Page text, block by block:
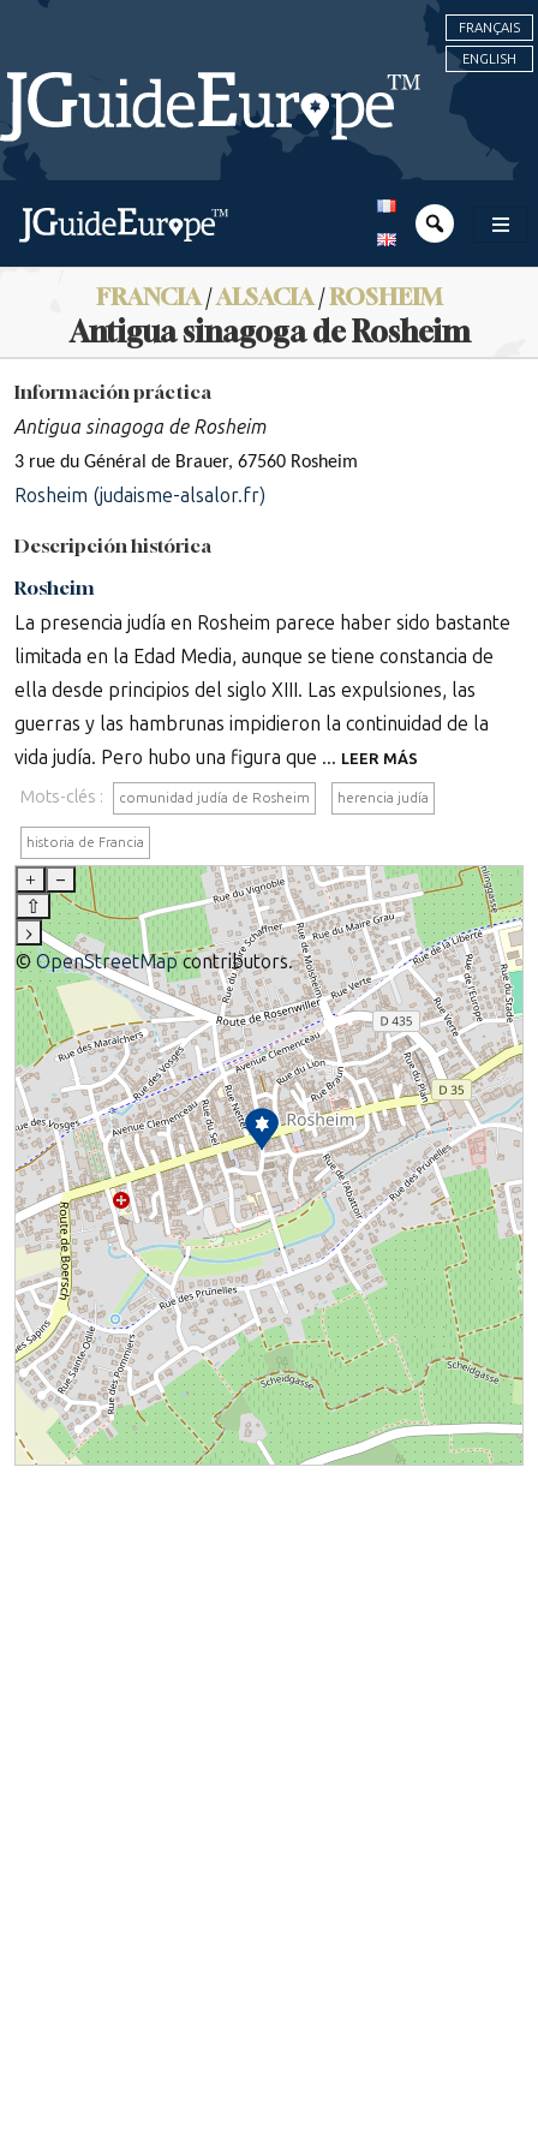
FRANÇAIS
ENGLISH
FRANCIA/ALSACIA/ROSHEIM
Antigua sinagoga de Rosheim
Información práctica
Antigua sinagoga de Rosheim
3 rue du Général de Brauer, 67560 Rosheim
Rosheim (judaisme-alsalor.fr)
Descripción histórica
Rosheim
La presencia judía en Rosheim parece haber sido bastante
limitada en la Edad Media, aunque se tiene constancia de
ella desde principios del siglo XIII. Las expulsiones, las
guerras y las hambrunas impidieron la continuidad de la
vida judía. Pero hubo una figura que ... LEER MÁS
Mots-clés : comunidad judía de Rosheim herencia judía
historia de Francia
+
–
⇧
›
© OpenStreetMapcontributors.